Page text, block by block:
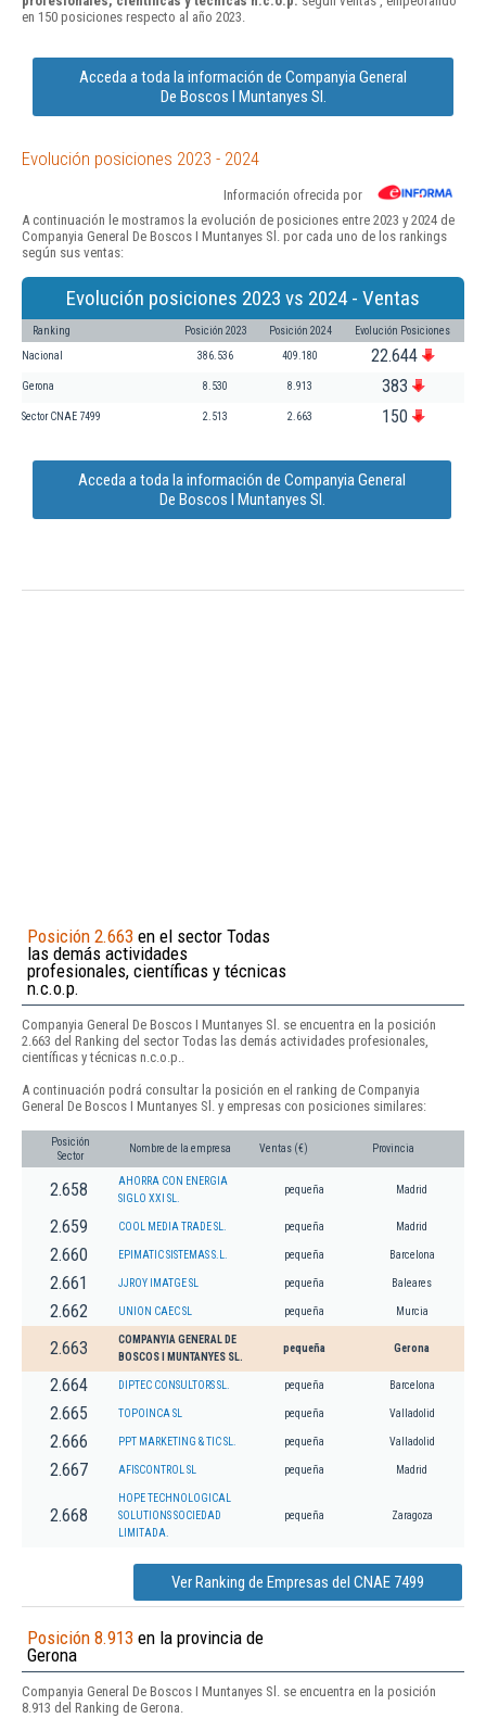
en 150 posiciones respecto al año 2023.
Acceda a toda la información de Companyia General
De Boscos I Muntanyes Sl.
Evolución posiciones 2023 - 2024
Información ofrecida por
A continuación le mostramos la evolución de posiciones entre 2023 y 2024 de
Companyia General De Boscos I Muntanyes Sl. por cada uno de los rankings
según sus ventas:
Evolución posiciones 2023 vs 2024 - Ventas
Ranking Posición 2023 Posición 2024 Evolución Posiciones
Nacional 386.536 409.180 22.644
Gerona 8.530 8.913 383
Sector CNAE 7499 2.513 2.663 150
Acceda a toda la información de Companyia General
De Boscos I Muntanyes Sl.
Posición 2.663 en el sector Todas
las demás actividades
profesionales, científicas y técnicas
n.c.o.p.
Companyia General De Boscos I Muntanyes Sl. se encuentra en la posición
2.663 del Ranking del sector Todas las demás actividades profesionales,
científicas y técnicas n.c.o.p..
A continuación podrá consultar la posición en el ranking de Companyia
General De Boscos I Muntanyes Sl. y empresas con posiciones similares:
Posición
Sector
Nombre de la empresa Ventas (€) Provincia
2.658
AHORRA CON ENERGIA
SIGLO XXI SL.
pequeña Madrid
2.659 COOL MEDIA TRADE SL. pequeña Madrid
2.660 EPIMATIC SISTEMAS S.L. pequeña Barcelona
2.661 JJROY IMATGE SL pequeña Baleares
2.662 UNION CAEC SL pequeña Murcia
2.663
COMPANYIA GENERAL DE
BOSCOS I MUNTANYES SL.
pequeña Gerona
2.664 DIPTEC CONSULTORS SL. pequeña Barcelona
2.665 TOPOINCA SL pequeña Valladolid
2.666 PPT MARKETING & TIC SL. pequeña Valladolid
2.667 AFISCONTROL SL pequeña Madrid
2.668
HOPE TECHNOLOGICAL
SOLUTIONS SOCIEDAD
LIMITADA.
pequeña Zaragoza
Ver Ranking de Empresas del CNAE 7499
Posición 8.913 en la provincia de
Gerona
Companyia General De Boscos I Muntanyes Sl. se encuentra en la posición
8.913 del Ranking de Gerona.